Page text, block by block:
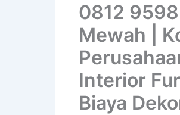
0812
Mewah |
Interior
Biaya